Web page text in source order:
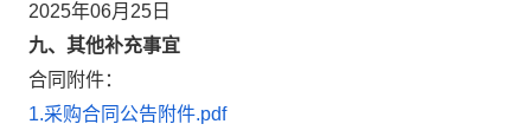
2025年06月25日
九、其他补充事宜
合同附件：
1.采购合同公告附件.pdf